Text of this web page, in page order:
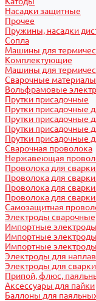
Насадки защитные
Прочее
Пружины, насадки
Сопла
Машины для
Комплектующие
Машины для
Сварочные материалы
Вольфрамовые
Прутки присадочные
Прутки присадочные
Прутки присадочные
Прутки присадочные
Прутки присадочные
Сварочная проволока
Нержавеющая
Проволока для
Проволока для
Проволока для
Проволока для сварки
Самозащитная
Электроды сварочные
Импортные
Импортные
Импортные
Электроды для
Электроды для
Припой, флюс,
Аксессуары для пайки
Баллоны для